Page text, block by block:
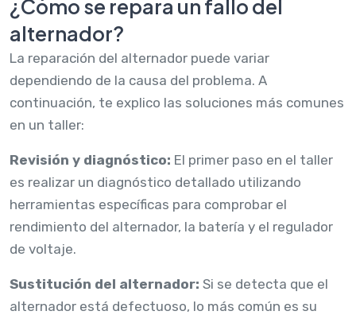
¿Cómo se repara un fallo del
alternador?
La reparación del alternador puede variar
dependiendo de la causa del problema. A
continuación, te explico las soluciones más comunes
en un taller:
Revisión y diagnóstico: El primer paso en el taller
es realizar un diagnóstico detallado utilizando
herramientas específicas para comprobar el
rendimiento del alternador, la batería y el regulador
de voltaje.
Sustitución del alternador: Si se detecta que el
alternador está defectuoso, lo más común es su